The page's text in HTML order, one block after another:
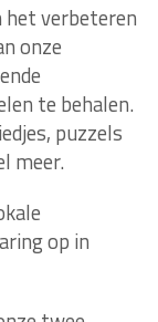
het verbeteren
onze
te behalen.
puzzels
meer.
op in